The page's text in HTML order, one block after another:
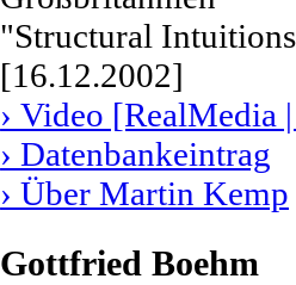
"Structural
[16.12.2002]
› Video [RealMedia
› Datenbankeintrag
› Über Martin Kemp
Gottfried Boehm